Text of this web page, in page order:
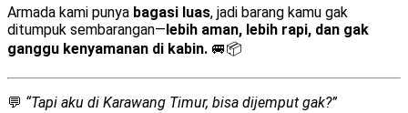
Armada kami punya bagasi luas, jadi barang kamu gak
ditumpuk sembarangan— lebih aman, lebih rapi, dan gak
ganggu kenyamanan di kabin. 🚐📦
💬 “Tapi aku di Karawang Timur, bisa dijemput gak?”